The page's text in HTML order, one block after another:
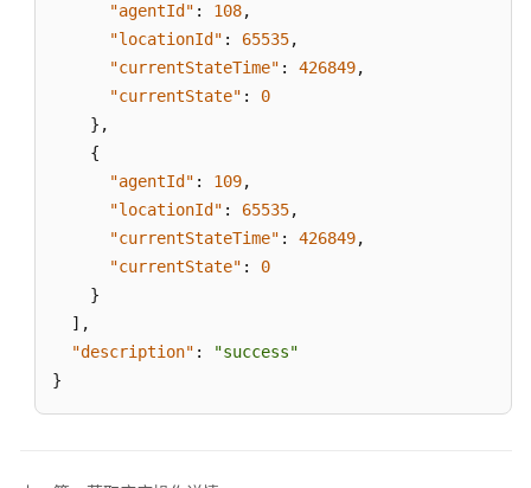
量
查
询
座
息
查
席
当
"agentId" : 108,
"locationId" : 65535,
"currentStateTime" : 426849,
"currentState" :
0
} ,
{
"agentId" : 109,
"locationId" : 65535,
"currentStateTime" : 426849,
"currentState" :
0
}
] ,
"description" :
"success"
}